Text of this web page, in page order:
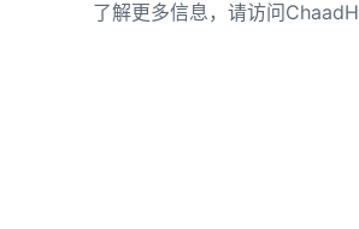
了解更多信息，请访问